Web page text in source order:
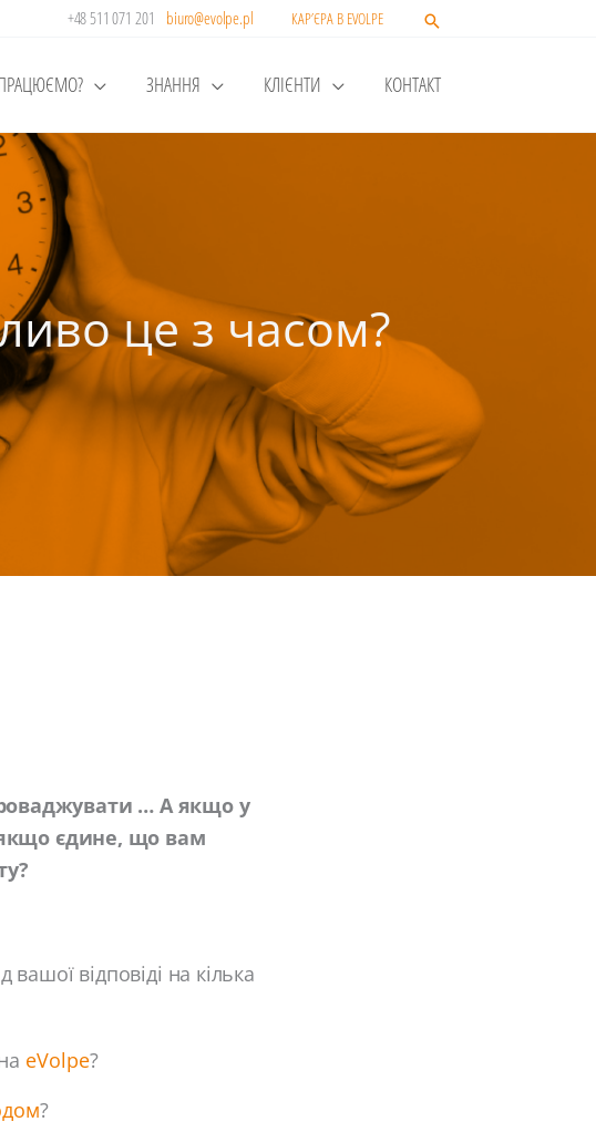
+48 511 071 201 biuro@evolpe.pl КАР’ЄРА В EVOLPE
ЗНАННЯ КЛІЄНТИ КОНТАКТ
це з часом?
… А якщо у
єдине, що вам
відповіді на кілька
eVolpe?
?